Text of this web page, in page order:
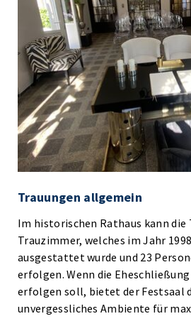
Trauungen allgemein
Im historischen Rathaus kann die
Trauzimmer, welches im Jahr
ausgestattet wurde und 23
erfolgen. Wenn die
erfolgen soll, bietet der Festsaal
unvergessliches Ambiente für